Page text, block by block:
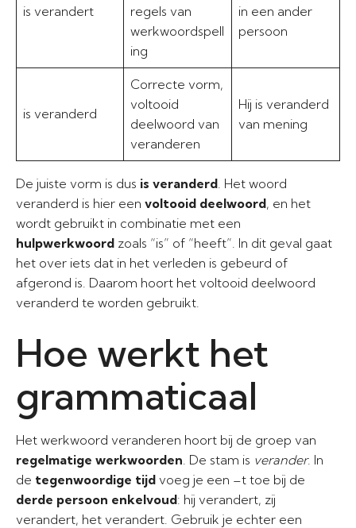
is verandert
regels van
werkwoordspell
ing
in een ander
persoon
is veranderd
Correcte vorm,
voltooid
deelwoord van
veranderen
Hij is veranderd
van mening
De juiste vorm is dus is veranderd. Het woord
veranderd is hier een voltooid deelwoord, en het
wordt gebruikt in combinatie met een
hulpwerkwoord zoals “is” of “heeft”. In dit geval gaat
het over iets dat in het verleden is gebeurd of
afgerond is. Daarom hoort het voltooid deelwoord
veranderd te worden gebruikt.
Hoe werkt het
grammaticaal
Het werkwoord veranderen hoort bij de groep van
regelmatige werkwoorden. De stam is verander. In
de tegenwoordige tijd voeg je een –t toe bij de
derde persoon enkelvoud: hij verandert, zij
verandert, het verandert. Gebruik je echter een